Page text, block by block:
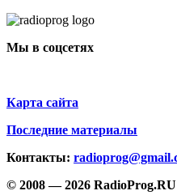
Мы в соцсетях
Карта сайта
Последние материалы
Контакты:
© 2008 — 2026 RadioProg.RU